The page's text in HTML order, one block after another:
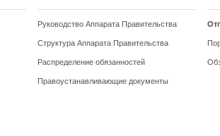
Руководство Аппарата Правительства
Структура Аппарата Правительства
Распределение обязанностей
Правоустанавливающие документы